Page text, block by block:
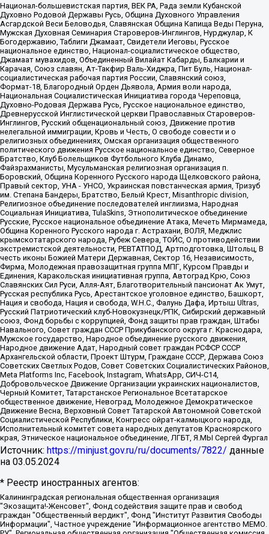
Национал-большевистская партия, ВЕК РА, Рада земли Кубанской
Духовно Родовой Державы Русь, Община Духовного Управления
Асгардской Веси Беловодья, Славянская Община Капища Веды Перуна,
Мужская Духовная Семинария Староверов-Инглингов, Нурджулар, К
Богодержавию, Таблиги Джамаат, Свидетели Иеговы, Русское
национальное единство, Национал-социалистическое общество,
Джамаат мувахидов, Объединенный Вилайат Кабарды, Балкарии и
Карачая, Союз славян, Ат-Такфир Валь-Хиджра, Пит Буль, Национал-
социалистическая рабочая партия России, Славянский союз,
Формат-18, Благородный Орден Дьявола, Армия воли народа,
Национальная Социалистическая Инициатива города Череповца,
Духовно-Родовая Держава Русь, Русское национальное единство,
Древнерусской Инглистической церкви Православных Староверов-
Инглингов, Русский общенациональный союз, Движение против
нелегальной иммиграции, Кровь и Честь, О свободе совести и о
религиозных объединениях, Омская организация общественного
политического движения Русское национальное единство, Северное
Братство, Клуб Болельщиков Футбольного Клуба Динамо,
Файзрахманисты, Мусульманская религиозная организация п.
Боровский, Община Коренного Русского народа Щелковского района,
Правый сектор, УНА - УНСО, Украинская повстанческая армия, Тризуб
им. Степана Бандеры, Братство, Белый Крест, Misanthropic division,
Религиозное объединение последователей инглиизма, Народная
Социальная Инициатива, TulaSkins, Этнополитическое объединение
Русские, Русское национальное объединение Атака, Мечеть Мирмамеда,
Община Коренного Русского народа г. Астрахани, ВОЛЯ, Меджлис
крымскотатарского народа, Рубеж Севера, ТОЙС, О противодействии
экстремистской деятельности, РЕВТАТПОД, Артподготовка, Штольц, В
честь иконы Божией Матери Державная, Сектор 16, Независимость,
Фирма, Молодежная правозащитная группа МПГ, Курсом Правды и
Единения, Каракольская инициативная группа, Автоград Крю, Союз
Славянских Сил Руси, Алля-Аят, Благотворительный пансионат Ак Умут,
Русская республика Русь, Арестантское уголовное единство, Башкорт,
Нация и свобода, Нация и свобода, W.H.С., Фалунь Дафа, Иртыш Ultras,
Русский Патриотический клуб-Новокузнецк/РПК, Сибирский державный
союз, Фонд борьбы с коррупцией, Фонд защиты прав граждан, Штабы
Навального, Совет граждан СССР Прикубанского округа г. Краснодара,
Мужское государство, Народное объединение русского движения,
Народное движение Адат, Народный совет граждан РСФСР СССР
Архангельской области, Проект Штурм, Граждане СССР, Держава Союз
Советских Светлых Родов, Совет Советских Социалистических Районов,
Meta Platforms Inc, Facebook, Instagram, WhatsApp, СИЧ-С14,
Добровольческое Движение Организации украинских националистов,
Черный Комитет, Татарстанское Региональное Всетатарское
общественное движение, Невоград, Молодежное Демократическое
Движение Весна, Верховный Совет Татарской Автономной Советской
Социалистической Республики, Конгресс ойрат-калмыцкого народа,
Исполнительный комитет совета народных депутатов Красноярского
края, Этническое национальное объединение, ЛГБТ, Я.МЫ Сергей Фургал
Источник: https://minjust.gov.ru/ru/documents/7822/ данные
на 03.05.2024
* Реестр иностранных агентов:
Калининградская региональная общественная организация "Экозащита!-Женсовет", Фонд содействия защите прав и свобод граждан "Общественный вердикт", Фонд "Институт Развития Свободы Информации", Частное учреждение "Информационное агентство МЕМО. РУ", Региональная общественная организация "Общественная комиссия по сохранению наследия академика Сахарова", Фонд поддержки свободы прессы, Санкт-Петербургская общественная правозащитная организация "Гражданский контроль", Межрегиональная общественная организация "Информационно-просветительский центр "Мемориал", Региональный Фонд "Центр Защиты Прав Средств Массовой Информации", с 05.12.2023 Фонд "Центр Защиты Прав Средств массовой информации", Региональная общественная благотворительная организация помощи беженцам и мигрантам "Гражданское содействие", Негосударственное образовательное учреждение дополнительного профессионального образования (повышение квалификации) специалистов "АКАДЕМИЯ ПО ПРАВАМ ЧЕЛОВЕКА", Свердловская региональная общественная организация "Сутяжник", Автономная некоммерческая организация "Центр независимых социологических исследований", Союз общественных объединений "Российский исследовательский центр по правам человека", Региональное общественное учреждение научно-информационный центр "МЕМОРИАЛ", Некоммерческая организация "Фонд защиты гласности", Автономная некоммерческая организация "Институт прав человека", Городская общественная организация "Екатеринбургское общество "МЕМОРИАЛ", Городская общественная организация "Рязанское историко-просветительское и правозащитное общество "Мемориал" (Рязанский Мемориал), Челябинский региональный орган общественной самодеятельности – женское общественное объединение "Женщины Евразии", Челябинский региональный орган общественной самодеятельности "Уральская правозащитная группа", Фонд содействия защите здоровья и социальной справедливости имени Андрея Рылькова, Автономная Некоммерческая Организация "Аналитический Центр Юрия Левады", Автономная некоммерческая организация социальной поддержки населения "Проект Апрель", Региональная общественная организация помощи женщинам и детям, находящимся в кризисной ситуации "Информационно-методический центр "Анна", Фонд содействия развитию массовых коммуникаций и правовому просвещению "Так-так-Так", Фонд содействия устойчивому развитию "Серебряная тайга", Свердловский региональный общественный фонд социальных проектов "Новое время", "Idel.Реалии", Кавказ.Реалии, Крым.Реалии, Телеканал Настоящее Время, Татаро-башкирская служба Радио Свобода (Azatliq Radiosi), Радио Свободная Европа/Радио Свобода (PCE/PC), "Сибирь.Реалии", "Фактограф", Благотворительный фонд помощи осужденным и их семьям, Автономная некоммерческая организация "Институт глобализации и социальных движений", Фонд "В защиту прав заключенных", Частное учреждение "Центр поддержки и содействия развитию средств массовой информации", Пензенский региональный общественный благотворительный фонд "Гражданский союз", "Север.Реалии", Некоммерческая организация Фонд "Правовая инициатива", Общество с ограниченной ответственностью "Радио Свободная Европа/Радио Свобода", Чешское информационное агентство "MEDIUM-ORIENT", Красноярская региональная общественная организация "Мы против СПИДа", Камалягин Денис Николаевич, Маркелов Сергей Евгеньевич, Пономарев Лев Александрович, Савицкая Людмила Алексеевна, Автономная некоммерческая организация "Центр по работе с проблемой насилия "НАСИЛИЮ.НЕТ", Межрегиональный профессиональный союз работников здравоохранения "Альянс врачей", Юридическое лицо, зарегистрированное в Латвийской Республике, SIA "Medusa Project" (регистрационный номер 40103797863, дата регистрации 10.06.2014), Некоммерческая организация "Фонд по борьбе с коррупцией", Автономная некоммерческая организация "Институт права и публичной политики", Баданин Роман Сергеевич, Гликин Максим Александрович, Железнова Мария Михайловна, Лукьянова Юлия Сергеевна, Маетная Елизавета Витальевна, Маняхин Петр Борисович, Чуракова Ольга Владимировна, Ярош Юлия Петровна, Юридическое лицо "The Insider SIA", зарегистрированное в Риге, Латвийская Республика (дата регистрации 26.06.2015), являющееся администратором доменного имени интернет-издания "The Insider SIA", https://theins.ru, Постернак Алексей Евгеньевич, Рубин Михаил Аркадьевич, Анин Роман Александрович, Юридическое лицо Istories fonds, зарегистрированное в Латвийской Республике (регистрационный номер 50008295751, дата регистрации 24.02.2020), Великовский Дмитрий Александрович, Долинина Ирина Николаевна, Мароховская Алеся Алексеевна, Шлейнов Роман Юрьевич, Шмагун Олеся Валентиновна, Общество с ограниченной ответственностью "Альтаир 2021", Общество с ограниченной ответственностью "Вега 2021", Общество с ограниченной ответственностью "Главный редактор 2021", Общество с ограниченной ответственностью "Ромашки монолит", Важенков Артем Валерьевич, Ивановская областная общественная организация "Центр гендерных исследований", Гурман Юрий Альбертович, Медиапроект "ОВД-Инфо", Егоров Владимир Владимирович, Жилинский Владимир Александрович, Общество с ограниченной ответственностью "ЗП", Иванова София Юрьевна, Карезина Инна Павловна, Кильтау Екатерина Викторовна, Петров Алексей Викторович, Пискунов Сергей Евгеньевич, Смирнов Сергей Сергеевич, Тихонов Михаил Сергеевич, Общество с ограниченной ответственностью "ЖУРНАЛИСТ-ИНОСТРАННЫЙ АГЕНТ", Арапова Галина Юрьевна, Вольтская Татьяна Анатольевна, Американская компания "Mason G.E.S. Anonymous Foundation" (США), являющаяся владельцем интернет-издания https://mnews.world/, Компания "Stichting Bellingcat", зарегистрированная в Нидерландах (дата регистрации 11.07.2018), Захаров Андрей Вячеславович, Клепиковская Екатерина Дмитриевна, Общество с ограниченной ответственностью "МЕМО", Перл Роман Александрович, Симонов Евгений Алексеевич, Соловьева Елена Анатольевна, Сотников Даниил Владимирович, Сурначева Елизавета Дмитриевна, Автономная некоммерческая организация по защите прав человека и информированию населения "Якутия – Наше Мнение", Общество с ограниченной ответственностью "Москоу диджитал медиа", с 26.01.2023 Общество с ограниченной ответственностью "Чайка Белые сады", Ветошкина Валерия Валерьевна, Заговора Максим Александрович, Межрегиональное общественное движение "Российская ЛГБТ - сеть", Оленичев Максим Владимирович, Павлов Иван Юрьевич, Скворцова Елена Сергеевна, Общество с ограниченной ответственностью "Как бы инагент", Кочетков Игорь Викторович, Общество с ограниченной ответственностью "Честные выборы", Еланчик Олег Александрович, Общество с ограниченной ответственностью "Нобелевский призыв", Гималова Регина Эмилевна, Григорьев Андрей Валерьевич, Григорьева Алина Александровна, Ассоциация по содействию защите прав призывников, альтернативнослужащих и военнослужащих "Правозащитная группа "Гражданин.Армия.Право", Хисамова Регина Фаритовна, Автономная некоммерческая организация по реализации социально-правовых программ "Лилит", Дальневосточное общественное движение "Маяк", Санкт-Петербургская ЛГБТ-инициативная группа "Выход", Инициативная группа ЛГБТ+ "Реверс", Алексеев Андрей Викторович, Бекбулатова Таисия Львовна, Беляев Иван Михайлович, Владыкина Елена Сергеевна, Гельман Марат Александрович, Никульшина Вероника Юрьевна, Толоконникова Надежда Андреевна, Шендерович Виктор Анатольевич, Общество с ограниченной ответственностью "Данное сообщение", Общество с ограниченной ответственностью Издательский дом "Новая глава", Айнбиндер Александра Александровна, Московский комьюнити-центр для ЛГБТ+инициатив, Благотворительный фонд развития филантропии, Deutsche Welle (Германия, Kurt-Schumacher-Strasse 3, 53113 Bonn), Борзунова Мария Михайловна, Воробьев Виктор Викторович, Голубева Анна Львовна, Константинова Алла Михайловна, Малкова Ирина Владимировна, Мурадов Мурад Абдулгалимович, Осетинская Елизавета Николаевна, Понасенков Евгений Николаевич, Ганапольский Матвей Юрьевич, Киселев Евгений Алексеевич, Борухович Ирина Григорьевна, Дремин Иван Тимофеевич, Дубровский Дмитрий Викторович, Красноярская региональная общественная организация поддержки и развития альтернативных образовательных технологий и межкультурных коммуникаций "ИНТЕРРА", Маяковская Екатерина Алексеевна, Фейгин Марк Захарович, Филимонов Андрей Викторович, Дзугкоева Регина Николаевна, Доброхотов Роман Александрович, Дудь Юрий Александрович, Елкин Сергей Владимирович, Кругликов Кирилл Игоревич, Сабунаева Мария Леонидовна, Семенов Алексей Владимирович, Шаинян Карен Багратович, Шульман Екатерина Михайловна, Асафьев Артур Валерьевич, Вахштайн Виктор Семенович, Венедиктов Алексей Алексеевич, Лушникова Екатерина Евгеньевна, Волков Леонид Михайлович, Невзоров Александр Глебович, Пархоменко Сергей Борисович, Сироткин Ярослав Николаевич, Кара-Мурза Владимир Владимирович, Баранова Наталья Владимировна, Гозман Леонид Яковлевич, Кагарлицкий Борис Юльевич, Климарев Михаил Валерьевич, Милов Владимир Станиславович, Автономная некоммерческая организация Краснодарский центр современного искусства "Типография", Моргенштерн Алишер Тагирович, Соболь Любовь Эдуардовна, Общество с ограниченной ответственностью "ЛИЗА НОРМ", Каспаров Гарри Кимович, Ходорковский Михаил Борисович, Общество с ограниченной ответственностью "Апрельские тезисы", Данилович Ирина Брониславовна, Кашин Олег Владимирович, Петров Николай Владимирович, Пивоваров Алексей Владимирович, Соколов Михаил Владимирович, Цветкова Юлия Владимировна, Чичваркин Евгений Александрович, Комитет против пыток/Команда против пыток, Общество с ограниченной ответственностью "Первый научный", Общество с ограниченной ответственностью "Вертолет и ко", Белоцерковская Вероника Борисовна, Кац Максим Евгеньевич, Лазарева Татьяна Юрьевна, Шаведдинов Руслан Табризович, Яшин Илья Валерьевич, Общество с ограниченной ответственностью "Иноагент ААВ", Алешковский Дмитрий Петрович, Альбац Евгения Марковна, Быков Дмитрий Львович, Галямина Юлия Евгеньевна, Лойко Сергей Леонидович, Мартынов Кирилл Константинович, Медведев Сергей Александрович, Крашенинников Федор Геннадиевич, Гордеева Катерина Вл